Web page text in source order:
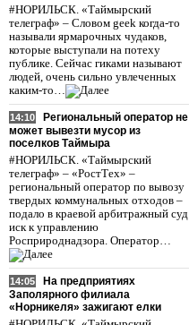
#НОРИЛЬСК. «Таймырский
телеграф» – Словом geek когда-то
называли ярмарочных чудаков,
которые выступали на потеху
публике. Сейчас гиками называют
людей, очень сильно увлеченных
каким-то…
14:10
Региональный оператор не
может вывезти мусор из
поселков Таймыра
#НОРИЛЬСК. «Таймырский
телеграф» – «РостТех» –
региональный оператор по вывозу
твердых коммунальных отходов –
подало в краевой арбитражный суд
иск к управлению
Росприроднадзора. Оператор…
14:05
На предприятиях
Заполярного филиала
«Норникеля» зажигают елки